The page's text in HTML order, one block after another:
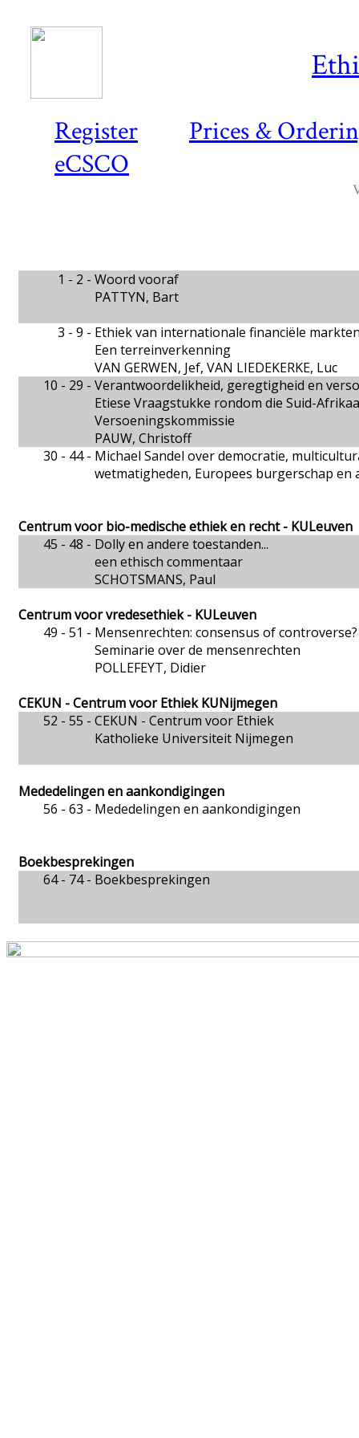
Register
Prices &
eCSCO
1 - 2 - Woord vooraf
PATTYN, Bart
3 - 9 - Ethiek van internationale financiële
Een terreinverkenning
VAN GERWEN, Jef, VAN LIEDEKERKE, Luc
10 - 29 - Verantwoordelikheid, geregtigheid en
Etiese Vraagstukke rondom die Suid-
Versoeningskommissie
PAUW, Christoff
30 - 44 - Michael Sandel over democratie,
wetmatigheden, Europees burgerschap en
Centrum voor bio-medische ethiek en recht - KULeuven
45 - 48 - Dolly en andere toestanden...
een ethisch commentaar
SCHOTSMANS, Paul
Centrum voor vredesethiek - KULeuven
49 - 51 - Mensenrechten: consensus of controverse?
Seminarie over de mensenrechten
POLLEFEYT, Didier
CEKUN - Centrum voor Ethiek KUNijmegen
52 - 55 - CEKUN - Centrum voor Ethiek
Katholieke Universiteit Nijmegen
Mededelingen en aankondigingen
56 - 63 - Mededelingen en aankondigingen
Boekbesprekingen
64 - 74 - Boekbesprekingen